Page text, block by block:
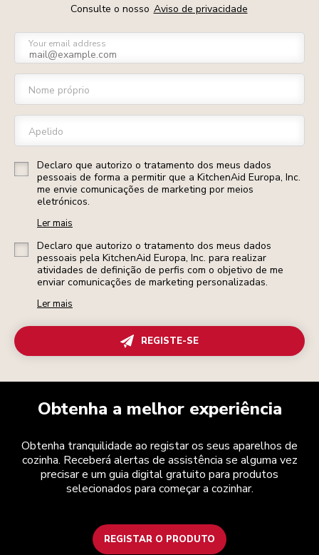
Consulte o nosso Aviso de privacidade
Your email address
Nome próprio
Apelido
Declaro que autorizo o tratamento dos meus dados
pessoais de forma a permitir que a KitchenAid Europa, Inc.
me envie comunicações de marketing por meios
eletrónicos.
Ler mais
Declaro que autorizo o tratamento dos meus dados
pessoais pela KitchenAid Europa, Inc. para realizar
atividades de definição de perfis com o objetivo de me
enviar comunicações de marketing personalizadas.
Ler mais
REGISTE-SE
Obtenha a melhor experiência
Obtenha tranquilidade ao registar os seus aparelhos de
cozinha. Receberá alertas de assistência se alguma vez
precisar e um guia digital gratuito para produtos
selecionados para começar a cozinhar.
REGISTAR O PRODUTO